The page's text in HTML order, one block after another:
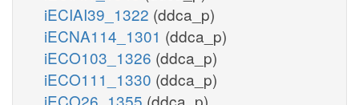
iECIAI39_1322 (ddca_p)
iECNA114_1301 (ddca_p)
iECO103_1326 (ddca_p)
iECO111_1330 (ddca_p)
iECO26_1355 (ddca_p)